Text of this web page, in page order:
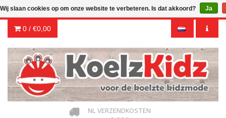
0 / €0,00
NL VERZENDKOSTEN
Wij slaan cookies op om onze website te verbeteren. Is dat akkoord? Ja